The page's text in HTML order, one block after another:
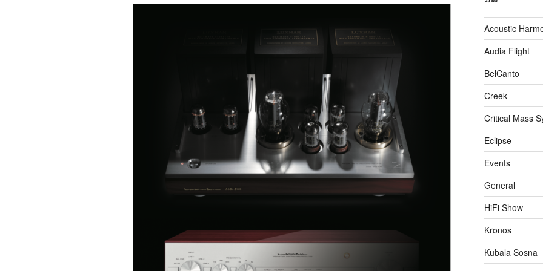
Acoustic
Audia Flight
BelCanto
Creek
Critical Mass
Eclipse
Events
General
HiFi Show
Kronos
Kubala Sosna